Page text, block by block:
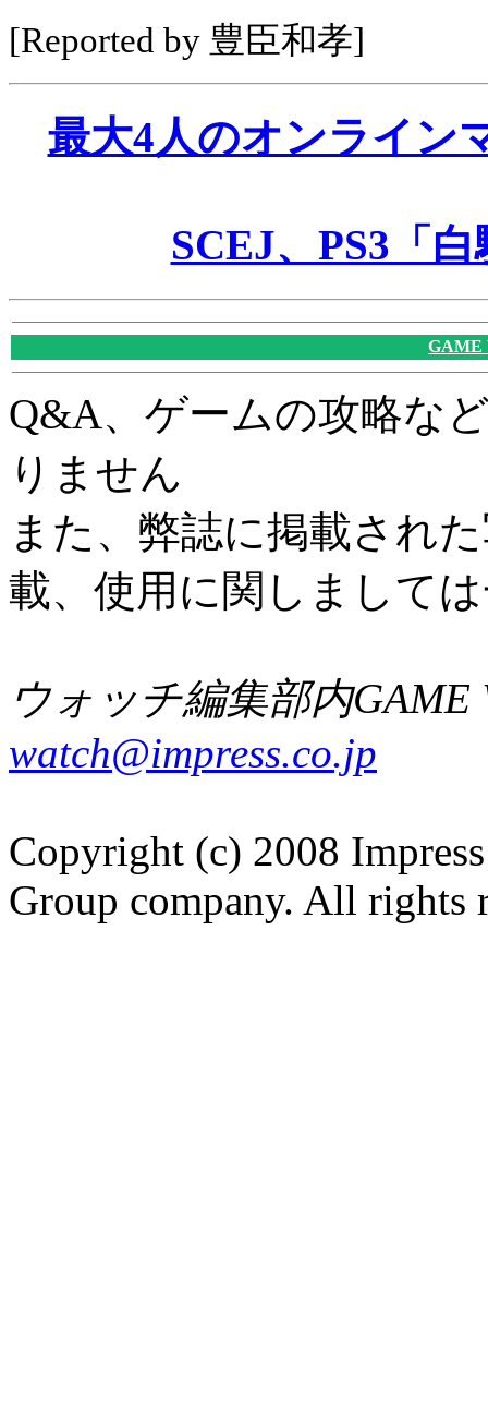
[Reported by 豊臣和孝]
最大4人のオンライン
SCEJ、PS3「
GAME
Q&A、ゲームの攻略な
りません
また、弊誌に掲載され
載、使用に関しまして
ウォッチ編集部内GAME
watch@impress.co.jp
Copyright (c) 2008
Group company. All rights